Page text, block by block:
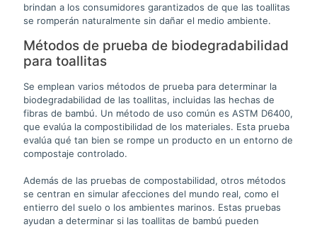
brindan a los consumidores garantizados de que las toallitas
se romperán naturalmente sin dañar el medio ambiente.
Métodos de prueba de biodegradabilidad
para toallitas
Se emplean varios métodos de prueba para determinar la
biodegradabilidad de las toallitas, incluidas las hechas de
fibras de bambú. Un método de uso común es ASTM D6400,
que evalúa la compostibilidad de los materiales. Esta prueba
evalúa qué tan bien se rompe un producto en un entorno de
compostaje controlado.
Además de las pruebas de compostabilidad, otros métodos
se centran en simular afecciones del mundo real, como el
entierro del suelo o los ambientes marinos. Estas pruebas
ayudan a determinar si las toallitas de bambú pueden